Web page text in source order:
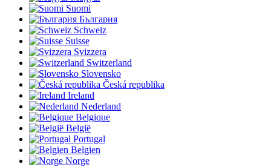
Suomi
България
Schweiz
Suisse
Svizzera
Switzerland
Slovensko
Česká republika
Ireland
Nederland
Belgique
België
Portugal
Belgien
Norge